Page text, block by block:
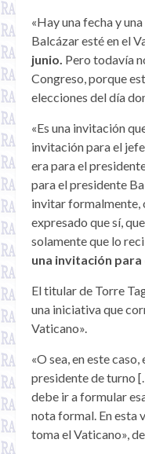
«Hay una fecha y
Balcázar esté en el
junio. Pero todavía
Congreso, porque
elecciones del día
«Es una invitación
invitación para el
era para el
para el presidente
invitar formalmente,
expresado que sí,
solamente que lo
una invitación para
El titular de Torre
una iniciativa que
Vaticano».
«O sea, en este
presidente de turno
debe ir a formular
nota formal. En esta
toma el Vaticano»,